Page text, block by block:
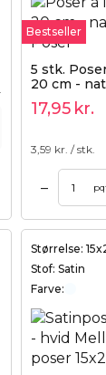
Bestseller
5 stk.
20 cm -
17,95 kr.
3,59 kr. / stk.
–
Størrelse:
Stof: Satin
Farve: